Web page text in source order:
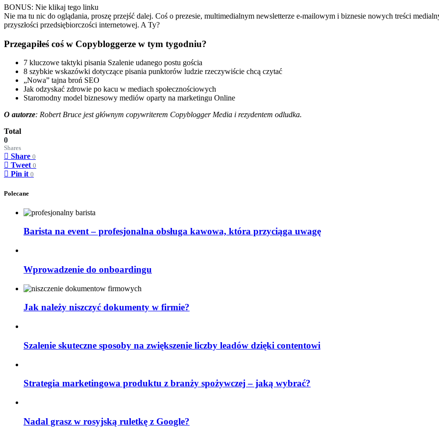
BONUS: Nie klikaj tego linku
Nie ma tu nic do oglądania, proszę przejść dalej. Coś o prezesie, multimedialnym newsletterze e-mailowym i biznesie nowych treści
przyszłości przedsiębiorczości internetowej. A Ty?
Przegapiłeś coś w Copybloggerze w tym tygodniu?
7 kluczowe taktyki pisania Szalenie udanego postu gościa
8 szybkie wskazówki dotyczące pisania punktorów ludzie rzeczywiście chcą czytać
„Nowa” tajna broń SEO
Jak odzyskać zdrowie po kacu w mediach społecznościowych
Staromodny model biznesowy mediów oparty na marketingu Online
O autorze: Robert Bruce jest głównym copywriterem Copyblogger Media i rezydentem odludka.
Total
0
Shares
Share 0
Tweet 0
Pin it 0
Polecane
Barista na event – profesjonalna obsługa kawowa, która przyciąga uwagę
Wprowadzenie do onboardingu
Jak należy niszczyć dokumenty w firmie?
Szalenie skuteczne sposoby na zwiększenie liczby leadów dzięki contentowi
Strategia marketingowa produktu z branży spożywczej – jaką wybrać?
Nadal grasz w rosyjską ruletkę z Google?